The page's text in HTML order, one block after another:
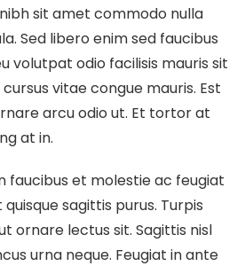
sit amet commodo nulla
Sed libero enim sed faucibus
volutpat odio facilisis mauris sit
vitae congue mauris. Est
arcu odio ut. Et tortor at
at in.
faucibus et molestie ac feugiat
sagittis purus. Turpis
ornare lectus sit. Sagittis nisl
urna neque. Feugiat in ante